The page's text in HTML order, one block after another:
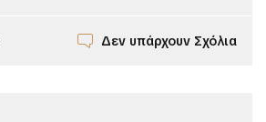
Δεν υπάρχουν Σχόλια